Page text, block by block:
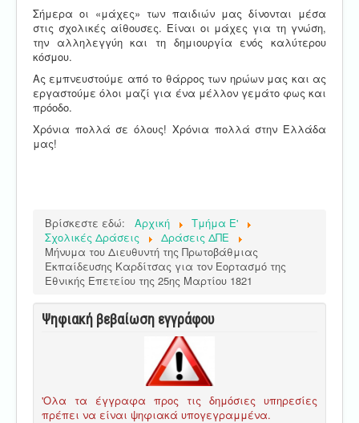
Σήμερα οι «μάχες» των παιδιών μας δίνονται μέσα
στις σχολικές αίθουσες. Είναι οι μάχες για τη γνώση,
την αλληλεγγύη και τη δημιουργία ενός καλύτερου
κόσμου.
Ας εμπνευστούμε από το θάρρος των ηρώων μας και ας
εργαστούμε όλοι μαζί για ένα μέλλον γεμάτο φως και
πρόοδο.
Χρόνια πολλά σε όλους! Χρόνια πολλά στην Ελλάδα
μας!
Βρίσκεστε εδώ: Αρχική
Τμήμα E'
Σχολικές Δράσεις
Δράσεις ΔΠΕ
Μήνυμα του Διευθυντή της Πρωτοβάθμιας
Εκπαίδευσης Καρδίτσας για τον Εορτασμό της
Εθνικής Επετείου της 25ης Μαρτίου 1821
Ψηφιακή βεβαίωση εγγράφου
'Ολα τα έγγραφα προς τις δημόσιες υπηρεσίες
πρέπει να είναι ψηφιακά υπογεγραμμένα.